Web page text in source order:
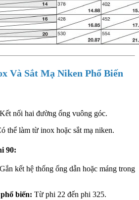
Và Sắt Mạ Niken Phổ Biến
Kết nối hai đường ống vuông góc.
thể làm từ inox hoặc sắt mạ niken.
90:
Gắn kết hệ thống ống dẫn hoặc máng trong
biến: Từ phi 22 đến phi 325.